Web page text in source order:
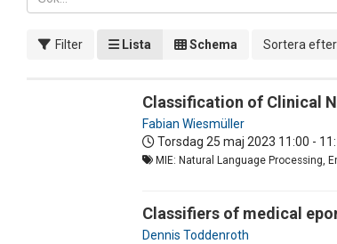
Filter Lista Schema Sortera efter
Classification of Clinical
Fabian Wiesmüller
Torsdag 25 maj 2023 11:00 -
MIE: Natural Language Processing,
Classifiers of medical
Dennis Toddenroth